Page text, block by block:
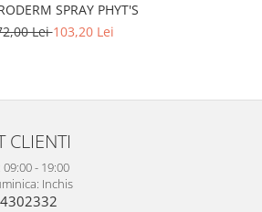
SPRAY PHYT'S
Lei103,20 Lei
CLIENTI
- 19:00
Inchis